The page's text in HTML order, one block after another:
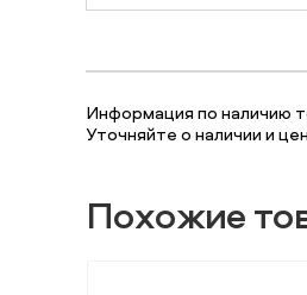
Информация по наличию
Уточняйте о наличии и
Похожие